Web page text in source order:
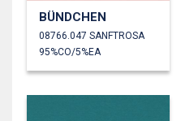
BÜNDCHEN
08766.047 SANFTROSA
95%CO/5%EA